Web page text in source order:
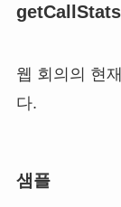
getCallStats
웹 회의의 현
다.
샘플